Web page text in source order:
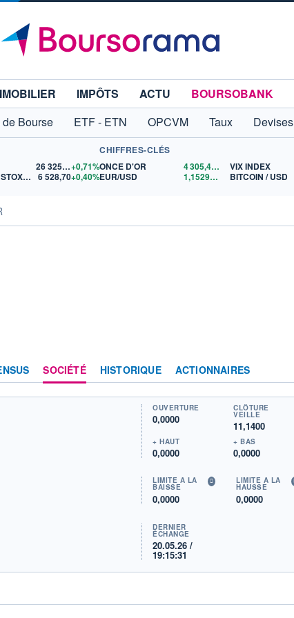
IMPÔTS ACTU
BOURSOBANK
Bourse ETF - ETN OPCVM Taux Devises
26 325,02+0,71%
EURO STOXX 50
6 528,70+0,40%
CHIFFRES-CLÉS
ONCE D'OR
4 305,43$US
EUR/USD
1,1529
$US
VIX INDEX
BITCOIN / USD
SOCIÉTÉ HISTORIQUE ACTIONNAIRES
OUVERTURE
0,0000
CLÔTURE
VEILLE
11,1400
+ HAUT
0,0000
+ BAS
0,0000
LIMITE À LA
BAISSE
0,0000
LIMITE À LA
HAUSSE
0,0000
DERNIER
ÉCHANGE
20.05.26 /
19:15:31